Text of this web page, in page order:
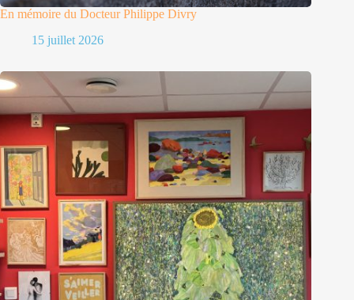
En mémoire du Docteur Philippe Divry
15 juillet 2026